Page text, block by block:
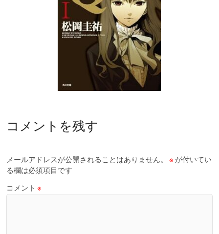
コメントを残す
メールアドレスが公開されることはありません。 ※ が付いてい
る欄は必須項目です
コメント※